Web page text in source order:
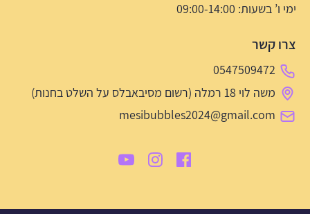
ימי ו’ בשעות: 09:00-14:00
צרו קשר
0547509472
משה לוי 18 רמלה (רשום מסיבאבלס על השלט בחנות)
mesibubbles2024@gmail.com